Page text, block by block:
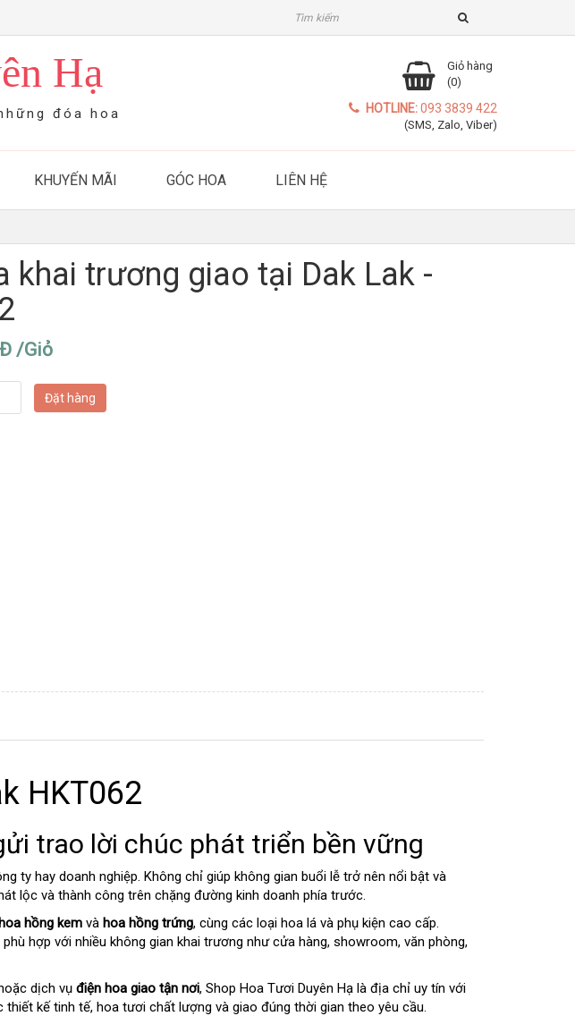
Hạ
đóa hoa
Giỏ hàng
(0)
HOTLINE:093 3839 422
(SMS, Zalo, Viber)
KHUYẾN MÃI GÓC HOA LIÊN HỆ
khai trương giao tại Dak Lak -
/Giỏ
HKT062
trao lời chúc phát triển bền vững
ty hay doanh nghiệp. Không chỉ giúp không gian buổi lễ trở nên nổi bật và
lộc và thành công trên chặng đường kinh doanh phía trước.
hồng kem và hoa hồng trứng, cùng các loại hoa lá và phụ kiện cao cấp.
hợp với nhiều không gian khai trương như cửa hàng, showroom, văn phòng,
dịch vụ điện hoa giao tận nơi, Shop Hoa Tươi Duyên Hạ là địa chỉ uy tín với
kế tinh tế, hoa tươi chất lượng và giao đúng thời gian theo yêu cầu.